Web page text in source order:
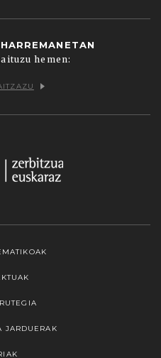
hemen:
JARDUERAK